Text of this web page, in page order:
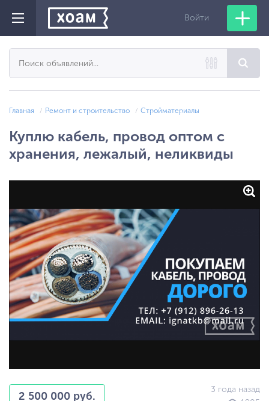
Войти
Главная Ремонт и строительство Стройматериалы
Куплю кабель, провод оптом с
хранения, лежалый, неликвиды
2 500 000 руб.
3 года назад